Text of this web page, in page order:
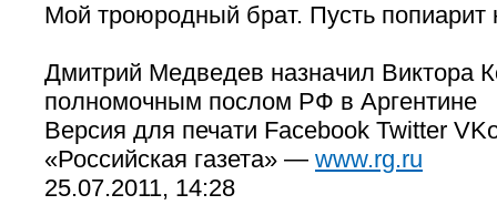
Мой троюродный брат. Пусть попиарит
Дмитрий Медведев назначил Виктора
полномочным послом РФ в Аргентине
Версия для печати Facebook Twitter
«Российская газета» — www.rg.ru
25.07.2011, 14:28